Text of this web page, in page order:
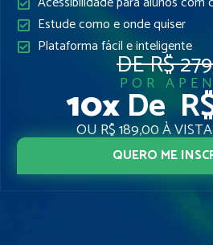
Estude como e onde quiser
Plataforma fácil e inteligente
DE R$
POR
10xDe
OU R$ 189,00 À
QUERO ME